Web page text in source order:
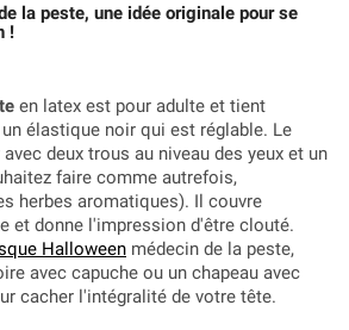
la peste, une idée originale pour se
!
en latex est pour adulte et tient
élastique noir qui est réglable. Le
deux trous au niveau des yeux et un
faire comme autrefois,
herbes aromatiques). Il couvre
et donne l'impression d'être clouté.
Halloween médecin de la peste,
avec capuche ou un chapeau avec
cacher l'intégralité de votre tête.